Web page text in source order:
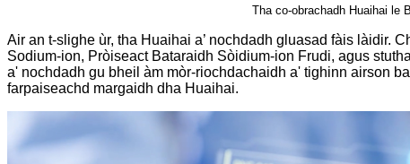
Tha co-obrachadh Huaihai le
Air an t-slighe ùr, tha Huaihai a’ nochdadh gluasad fàis làidir.
Sodium-ion, Pròiseact Bataraidh Sòidium-ion Frudi, agus
a' nochdadh gu bheil àm mòr-riochdachaidh a' tighinn airson
farpaiseachd margaidh dha Huaihai.